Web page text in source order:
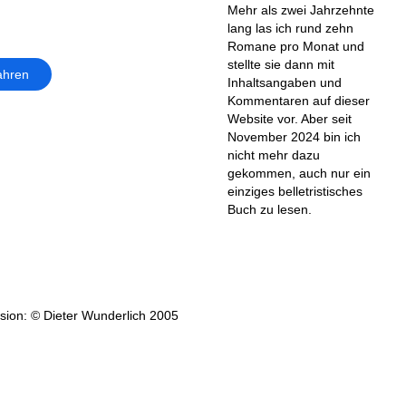
© Dieter Wunderlich 2005
Mehr als zwei Jahrzehnte
lang las ich rund zehn
Romane pro Monat und
stellte sie dann mit
Inhaltsangaben und
Kommentaren auf dieser
Website vor. Aber seit
November 2024 bin ich
nicht mehr dazu
gekommen, auch nur ein
einziges belletristisches
Buch zu lesen.